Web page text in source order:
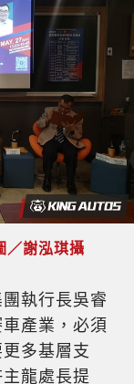
／謝泓琪攝
執行長吳睿
產業，必須
多基層支
龍處長提